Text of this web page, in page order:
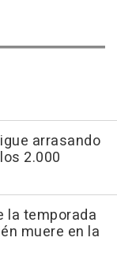
arrasando
2.000
la temporada
muere en la